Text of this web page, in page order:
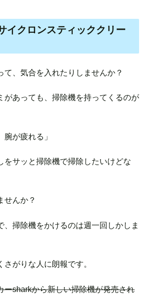
イクロンスティッククリー
て、気合を入れたりしませんか？
があっても、掃除機を持ってくるのが
腕が疲れる」
をサッと掃除機で掃除したいけどな
せんか？
、掃除機をかけるのは週一回しかしま
がりな人に朗報です。
ーsharkから新しい掃除機が発売され